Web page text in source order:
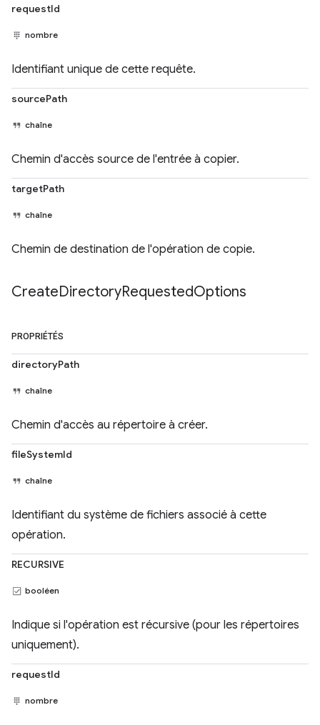
requestId
nombre
Identifiant unique de cette requête.
sourcePath
chaîne
Chemin d'accès source de l'entrée à copier.
targetPath
chaîne
Chemin de destination de l'opération de copie.
CreateDirectoryRequestedOptions
PROPRIÉTÉS
directoryPath
chaîne
Chemin d'accès au répertoire à créer.
fileSystemId
chaîne
Identifiant du système de fichiers associé à cette
opération.
RECURSIVE
booléen
Indique si l'opération est récursive (pour les répertoires
uniquement).
requestId
nombre